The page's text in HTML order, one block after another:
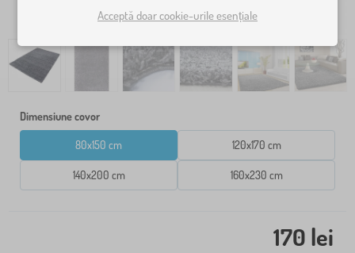
Dimensiune covor
80x150 cm 120x170 cm
140x200 cm 160x230 cm
170 lei
Acceptă doar cookie-urile esențiale